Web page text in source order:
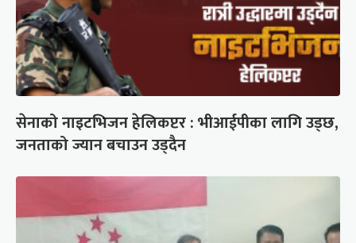
सेनाको नाइटभिजन हेलिकप्टर : भीआईपीका लागि उड्छ,
जनताको ज्यान बचाउन उड्दैन